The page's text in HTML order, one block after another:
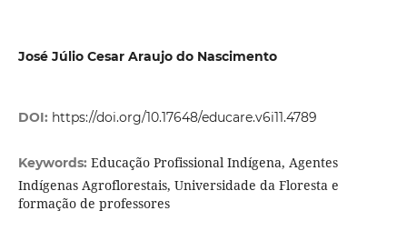
José Júlio Cesar Araujo do Nascimento
DOI: https://doi.org/10.17648/educare.v6i11.4789
Keywords: Educação Profissional Indígena, Agentes
Indígenas Agroflorestais, Universidade da Floresta e
formação de professores